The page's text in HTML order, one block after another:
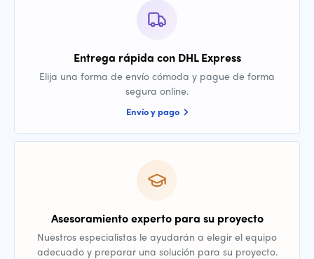
Entrega rápida con DHL Express
Elija una forma de envío cómoda y pague de forma
segura online.
Envío y pago
Asesoramiento experto para su proyecto
Nuestros especialistas le ayudarán a elegir el equipo
adecuado y preparar una solución para su proyecto.